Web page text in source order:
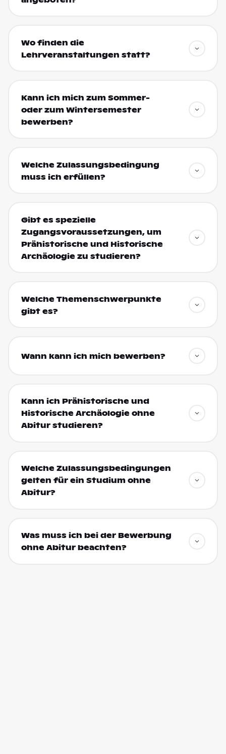
Wo finden die
Lehrveranstaltungen statt?
Kann ich mich zum Sommer-
oder zum Wintersemester
bewerben?
Welche Zulassungsbedingung
muss ich erfüllen?
Gibt es spezielle
Zugangsvoraussetzungen, um
Prähistorische und Historische
Archäologie zu studieren?
Welche Themenschwerpunkte
gibt es?
Wann kann ich mich bewerben?
Kann ich Prähistorische und
Historische Archäologie ohne
Abitur studieren?
Welche Zulassungsbedingungen
gelten für ein Studium ohne
Abitur?
Was muss ich bei der Bewerbung
ohne Abitur beachten?